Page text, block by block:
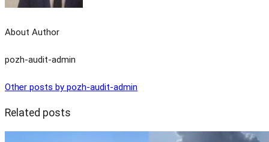
About Author
pozh-audit-admin
Other posts by pozh-audit-admin
Related posts